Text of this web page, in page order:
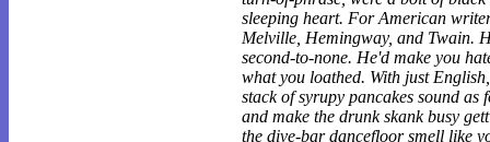
sleeping heart. For American
Melville, Hemingway, and Twain.
second-to-none. He'd make you
what you loathed. With just
stack of syrupy pancakes sound as
and make the drunk skank busy
the dive-bar dancefloor smell like